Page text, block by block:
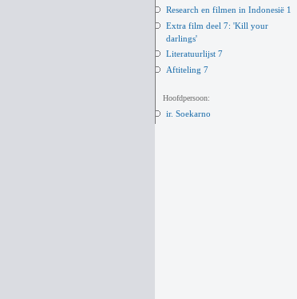
Research en filmen in Indonesië 1
Extra film deel 7: 'Kill your
darlings'
Literatuurlijst 7
Aftiteling 7
Hoofdpersoon:
ir. Soekarno